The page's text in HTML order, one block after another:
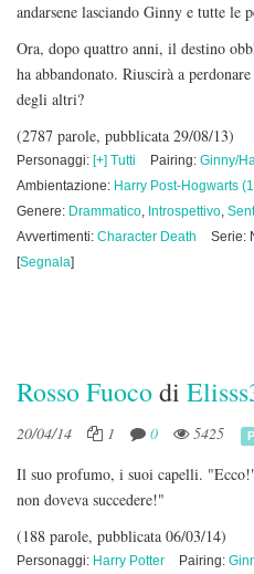
andarsene lasciando Ginny e tutte le
Ora, dopo quattro anni, il destino
ha abbandonato. Riuscirà a
degli altri?
(2787 parole, pubblicata 29/08/13)
Personaggi: [+] Tutti Pairing: Ginny/
Ambientazione: Harry Post-Hogwarts
Genere: Drammatico, Introspettivo,
Avvertimenti: Character Death Serie:
[Segnala]
Rosso Fuocodi
20/04/14 1 0 5425
Il suo profumo, i suoi capelli.
non doveva succedere!"
(188 parole, pubblicata 06/03/14)
Personaggi: Harry Potter Pairing: